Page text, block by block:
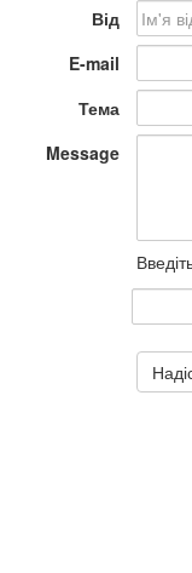
Від
E-mail
Тема
Message